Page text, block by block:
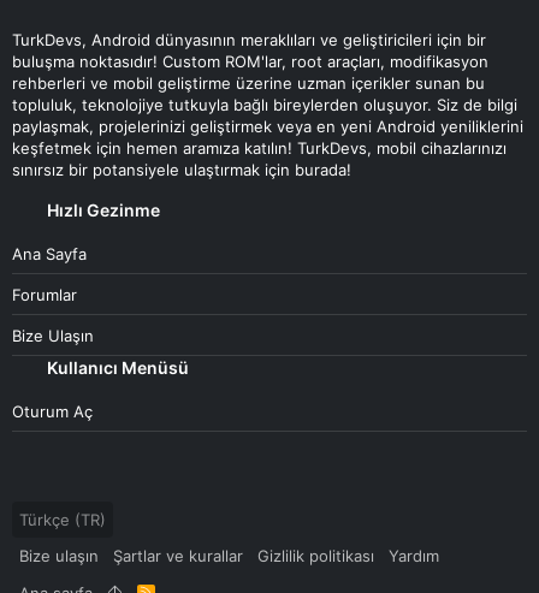
TurkDevs, Android dünyasının meraklıları ve geliştiricileri için bir
buluşma noktasıdır! Custom ROM'lar, root araçları, modifikasyon
rehberleri ve mobil geliştirme üzerine uzman içerikler sunan bu
topluluk, teknolojiye tutkuyla bağlı bireylerden oluşuyor. Siz de bilgi
paylaşmak, projelerinizi geliştirmek veya en yeni Android yeniliklerini
keşfetmek için hemen aramıza katılın! TurkDevs, mobil cihazlarınızı
sınırsız bir potansiyele ulaştırmak için burada!
Hızlı Gezinme
Ana Sayfa
Forumlar
Bize Ulaşın
Kullanıcı Menüsü
Oturum Aç
Türkçe (TR)
Bize ulaşın
Şartlar ve kurallar Gizlilik politikası
Yardım